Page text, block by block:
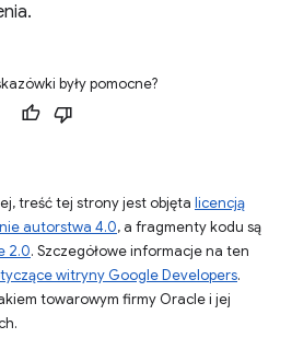
były pomocne?
treść tej strony jest objęta licencją
autorstwa 4.0, a fragmenty kodu są
2.0. Szczegółowe informacje na ten
witryny Google Developers.
towarowym firmy Oracle i jej